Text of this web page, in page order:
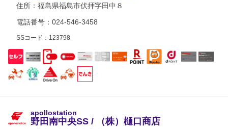
住所： 福島県福島市伏拝字田中８
電話番号：024-546-3458
SSコード：123798
apollostation
野田南中央SS / （株）樋口商店